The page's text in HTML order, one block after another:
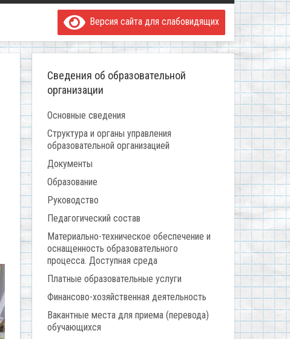
Версия сайта для слабовидящих
Сведения об образовательной
организации
Основные сведения
Структура и органы управления
образовательной организацией
Документы
Образование
Руководство
Педагогический состав
Материально-техническое обеспечение и
оснащенность образовательного
процесса. Доступная среда
Платные образовательные услуги
Финансово-хозяйственная деятельность
Вакантные места для приема (перевода)
обучающихся